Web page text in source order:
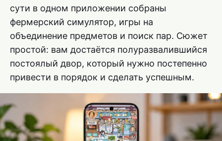
сути в одном приложении собраны
фермерский симулятор, игры на
объединение предметов и поиск пар. Сюжет
простой: вам достаётся полуразвалившийся
постоялый двор, который нужно постепенно
привести в порядок и сделать успешным.